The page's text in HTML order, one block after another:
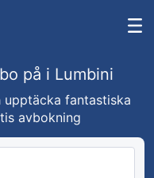
på i Lumbini
fantastiska
avbokning